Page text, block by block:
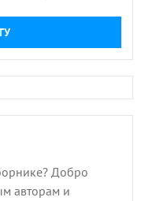
Добро
авторам и